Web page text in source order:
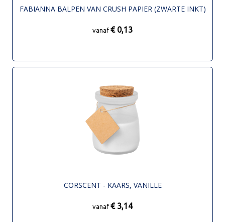
FABIANNA BALPEN VAN CRUSH PAPIER (ZWARTE INKT)
vanaf € 0,13
CORSCENT - KAARS, VANILLE
vanaf € 3,14